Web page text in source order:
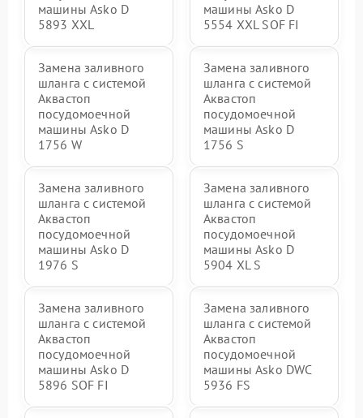
машины Asko D
5893 XXL
машины Asko D
5554 XXL SOF FI
Замена заливного
шланга с системой
Аквастоп
посудомоечной
машины Asko D
1756 W
Замена заливного
шланга с системой
Аквастоп
посудомоечной
машины Asko D
1756 S
Замена заливного
шланга с системой
Аквастоп
посудомоечной
машины Asko D
1976 S
Замена заливного
шланга с системой
Аквастоп
посудомоечной
машины Asko D
5904 XL S
Замена заливного
шланга с системой
Аквастоп
посудомоечной
машины Asko D
5896 SOF FI
Замена заливного
шланга с системой
Аквастоп
посудомоечной
машины Asko DWC
5936 FS